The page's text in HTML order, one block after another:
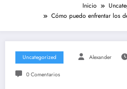
Inicio
Cómo puedo enfrentar los
Uncategorized Alexander
0 Comentarios